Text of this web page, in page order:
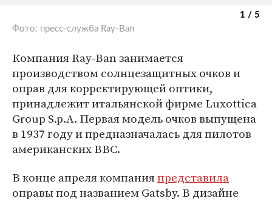
1 / 5
Фото: пресс-служба Ray-Ban
Компания Ray-Ban занимается
производством солнцезащитных очков и
оправ для корректирующей оптики,
принадлежит итальянской фирме Luxottica
Group S.p.A. Первая модель очков выпущена
в 1937 году и предназначалась для пилотов
американских ВВС.
В конце апреля компанияпредставила
оправы под названием Gatsby. В дизайне